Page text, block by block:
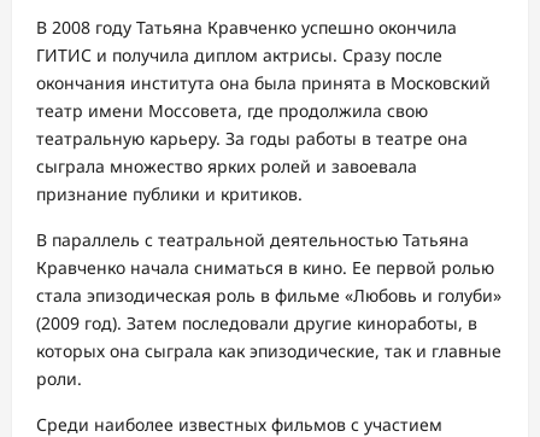
В 2008 году Татьяна Кравченко успешно окончила
ГИТИС и получила диплом актрисы. Сразу после
окончания института она была принята в Московский
театр имени Моссовета, где продолжила свою
театральную карьеру. За годы работы в театре она
сыграла множество ярких ролей и завоевала
признание публики и критиков.
В параллель с театральной деятельностью Татьяна
Кравченко начала сниматься в кино. Ее первой ролью
стала эпизодическая роль в фильме «Любовь и голуби»
(2009 год). Затем последовали другие киноработы, в
которых она сыграла как эпизодические, так и главные
роли.
Среди наиболее известных фильмов с участием